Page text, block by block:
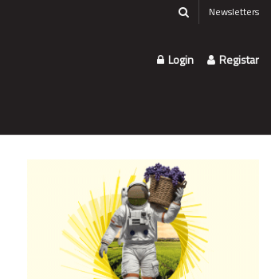
Newsletters
Login Registar